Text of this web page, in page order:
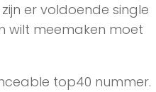
er voldoende single
wilt meemaken moet
top40 nummer.